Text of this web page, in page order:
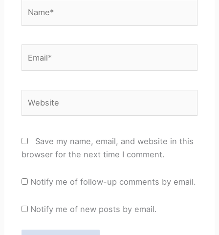
Save my name, email, and website in this
browser for the next time I comment.
Notify me of follow-up comments by email.
Notify me of new posts by email.